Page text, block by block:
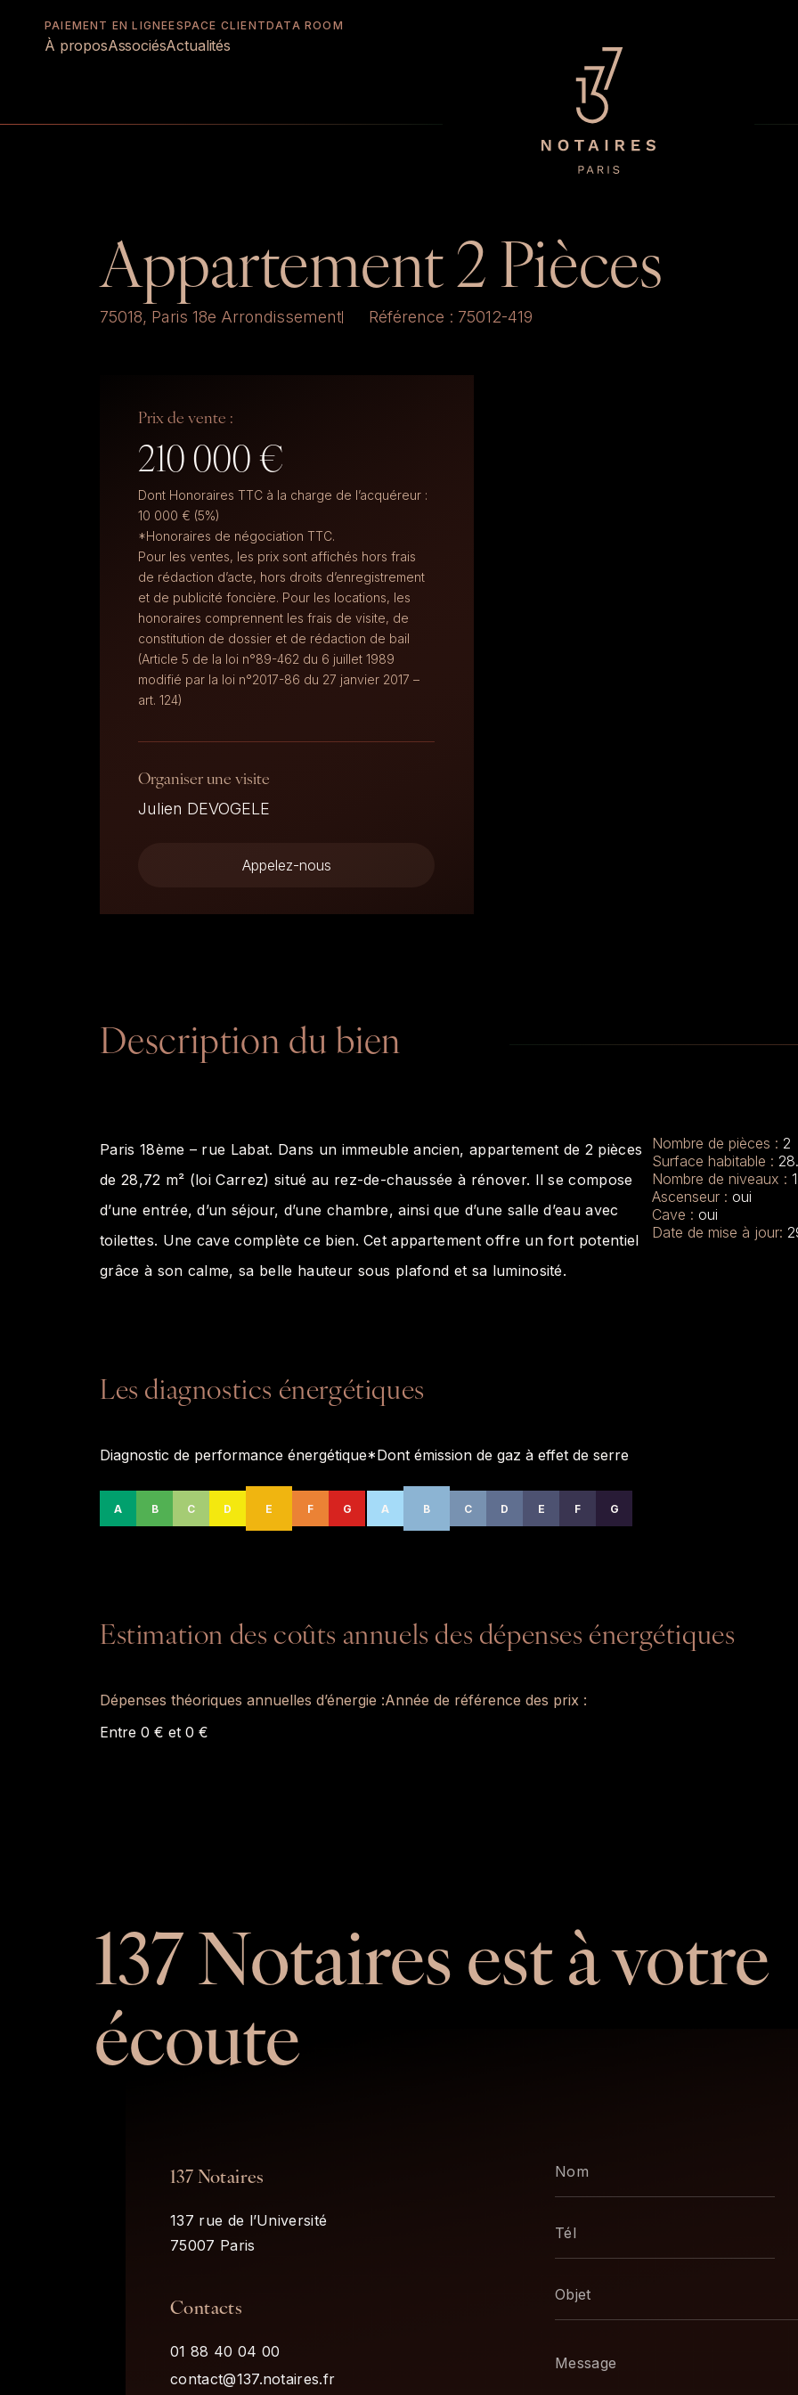
PAIEMENT EN LIGNEESPACE CLIENTDATA ROOM
À proposAssociésActualités
Appartement 2 Pièces
75018, Paris 18e Arrondissement Référence : 75012-419
Prix de vente :
210 000 €
Dont Honoraires TTC à la charge de l’acquéreur :
10 000 € (5%)
*Honoraires de négociation TTC.
Pour les ventes, les prix sont affichés hors frais
de rédaction d’acte, hors droits d’enregistrement
et de publicité foncière. Pour les locations, les
honoraires comprennent les frais de visite, de
constitution de dossier et de rédaction de bail
(Article 5 de la loi n°89-462 du 6 juillet 1989
modifié par la loi n°2017-86 du 27 janvier 2017 –
art. 124)
Organiser une visite
Julien DEVOGELE
Appelez-nous
Description du bien
Paris 18ème – rue Labat. Dans un immeuble ancien, appartement de 2 pièces
de 28,72 m² (loi Carrez) situé au rez-de-chaussée à rénover. Il se compose
d’une entrée, d’un séjour, d’une chambre, ainsi que d’une salle d’eau avec
toilettes. Une cave complète ce bien. Cet appartement offre un fort potentiel
grâce à son calme, sa belle hauteur sous plafond et sa luminosité.
Nombre de pièces : 2
Surface habitable :
Nombre de niveaux : 1
Ascenseur : oui
Cave : oui
Date de mise à jour:
Les diagnostics énergétiques
Diagnostic de performance énergétique
A B C D E F G
*Dont émission de gaz à effet de serre
A B C D E F G
Estimation des coûts annuels des dépenses énergétiques
Dépenses théoriques annuelles d’énergie :
Entre 0 € et 0 €
Année de référence des prix :
137 Notaires est à votre
écoute
137 Notaires
137 rue de l’Université
75007 Paris
Contacts
01 88 40 04 00
contact@137.notaires.fr